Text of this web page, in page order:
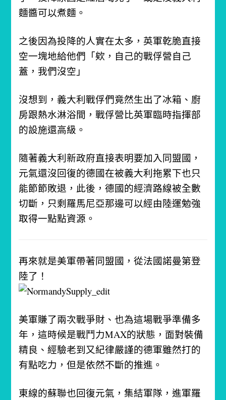
麵醬可以煮麵。
之後因為投降的人實在太多，英軍乾脆直接
空一塊地給他們「欸，自己的戰俘營自己
蓋，我們沒空」
沒想到，義大利戰俘們竟然生出了冰箱、廚
房跟熱水淋浴間，戰俘營比英軍臨時指揮部
的設施還高級。
隨著義大利新政府直接表明要加入同盟國，
元氣還沒回復的德國在被義大利拖累下也只
能節節敗退，此後，德國的經濟路線被全數
切斷，只剩羅馬尼亞那邊可以經由陸運勉強
取得一點點資源。
再來就是美軍帶著同盟國，從法國諾曼第登
陸了！
美軍賺了兩次戰爭財、也為這場戰爭準備多
年，這時候是戰鬥力MAX的狀態，面對裝備
精良、經驗老到又紀律嚴謹的德軍雖然打的
有點吃力，但是依然不斷的推進。
東線的蘇聯也回復元氣，集結軍隊，進軍羅